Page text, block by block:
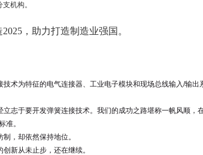
机构。
，助力打造制造业强国 。
术为特征的电气连接器、工业电子模块和现场总线输入/输出
志于要开发弹簧连接技术。我们的成功之路堪称一帆风顺，
准。
，却依然保持地位。
新从未止步，还在继续。